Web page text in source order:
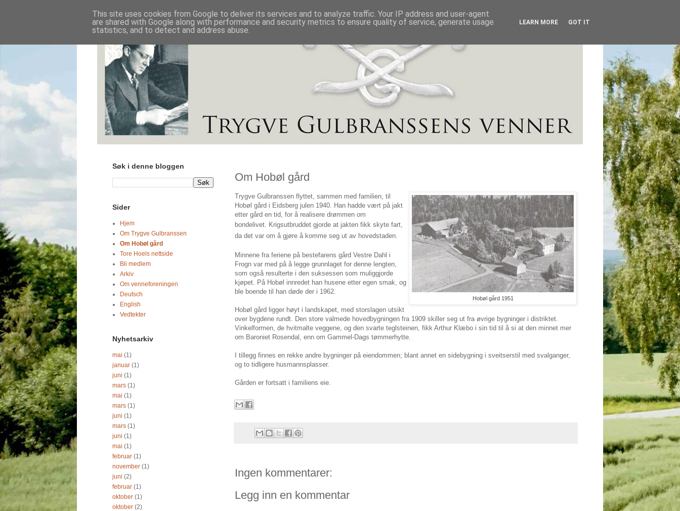
Om Hobøl gård
Hobøl gård 1951
Trygve Gulbranssen flyttet, sammen med familien, til
Hobøl gård i Eidsberg julen 1940. Han hadde vært på jakt
etter gård en tid, for å realisere drømmen om
bondelivet. Krigsutbruddet gjorde at jakten fikk skyte fart,
da det var om å gjøre å komme seg ut av hovedstaden.
Minnene fra feriene på bestefarens gård Vestre Dahl i
Frogn var med på å legge grunnlaget for denne lengten,
som også resulterte i den suksessen som muliggjorde
kjøpet. På Hobøl innredet han husene etter egen smak, og
ble boende til han døde der i 1962.
Hobøl gård ligger høyt i landskapet, med storslagen utsikt
over bygdene rundt. Den store valmede hovedbygningen fra 1909 skiller seg ut fra øvrige bygninger i distriktet.
Vinkelformen, de hvitmalte veggene, og den svarte teglsteinen, fikk Arthur Klæbo i sin tid til å si at den minnet mer
om Baroniet Rosendal, enn om Gammel-Dags tømmerhytte.
I tillegg finnes en rekke andre bygninger på eiendommen; blant annet en sidebygning i sveitserstil med svalganger,
og to tidligere husmannsplasser.
Gården er fortsatt i familiens eie.
Ingen kommentarer:
Legg inn en kommentar
Søk i denne bloggen
Sider
Hjem
Om Trygve Gulbranssen
Om Hobøl gård
Tore Hoels nettside
Bli medlem
Arkiv
Om venneforeningen
Deutsch
English
Vedtekter
Nyhetsarkiv
mai (1)
januar (1)
juni (1)
mars (1)
mai (1)
mars (1)
juni (1)
mars (1)
juni (1)
mai (1)
februar (1)
november (1)
juni (2)
februar (1)
oktober (1)
oktober (2)
This site uses cookies from Google to deliver its services and to analyze traffic. Your IP address and user-agent
are shared with Google along with performance and security metrics to ensure quality of service, generate usage
statistics, and to detect and address abuse.
LEARN MORE GOT IT